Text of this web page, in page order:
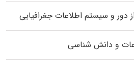
و سیستم اطلاعات جغرافیایی
و دانش شناسی